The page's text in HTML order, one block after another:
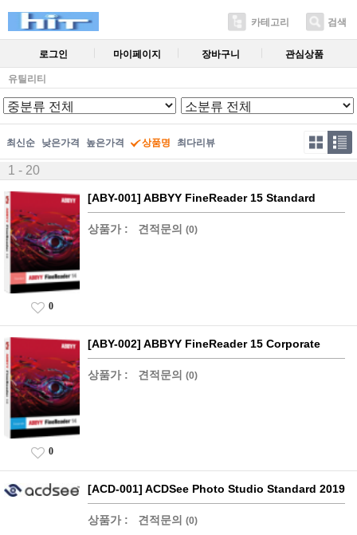
카테고리 검색
로그인 마이페이지 장바구니 관심상품
유틸리티
최신순 낮은가격 높은가격 상품명 최다리뷰
1 - 20
[ABY-001] ABBYY FineReader 15 Standard
상품가 : 견적문의 (0)
0
[ABY-002] ABBYY FineReader 15 Corporate
상품가 : 견적문의 (0)
0
[ACD-001] ACDSee Photo Studio Standard 2019
상품가 : 견적문의 (0)